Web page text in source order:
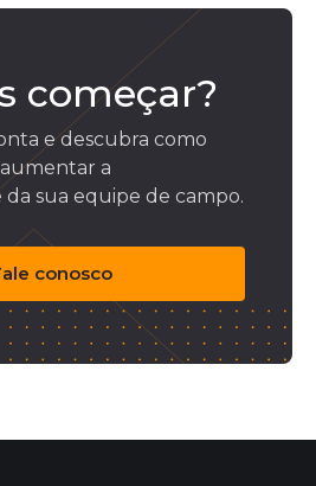
começar?
e descubra como
aumentar a
sua equipe de campo.
conosco